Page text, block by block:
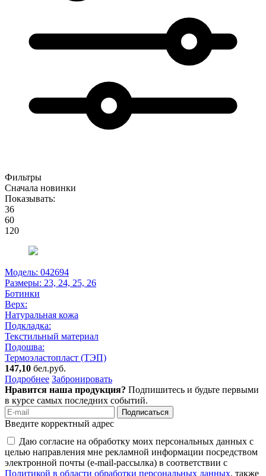
Фильтры
Сначала новинки
Показывать:
36
60
120
Модель: 042694
Размеры: 23, 24, 25, 26
Ботинки
Верх:
Натуральная кожа
Подкладка:
Текстильный материал
Подошва:
Термоэластопласт (ТЭП)
147,10 бел.руб.
Подробнее Забронировать
Нравится наша продукция? Подпишитесь и будьте первыми
в курсе самых последних событий.
Подписаться
Введите корректный адрес
Даю согласие на обработку моих персональных данных с
целью направления мне рекламной информации посредством
электронной почты (e-mail-рассылка) в соответствии с
Политикой в области обработки персональных данных, также